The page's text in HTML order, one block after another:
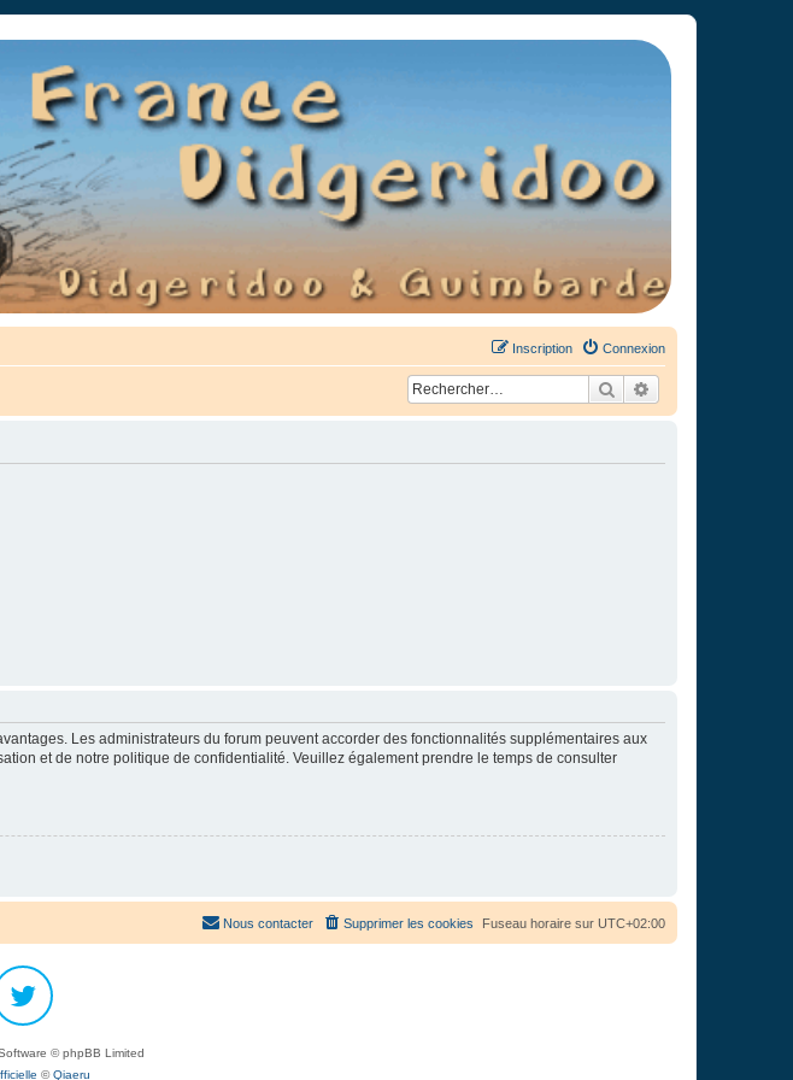
Connexion
Inscription
Rechercher
Les administrateurs du forum peuvent accorder des fonctionnalités supplémentaires aux
et de notre politique de confidentialité. Veuillez également prendre le temps de consulter
Fuseau horaire sur UTC+02:00
Supprimer les cookies
Nous contacter
© phpBB Limited
©Qiaeru